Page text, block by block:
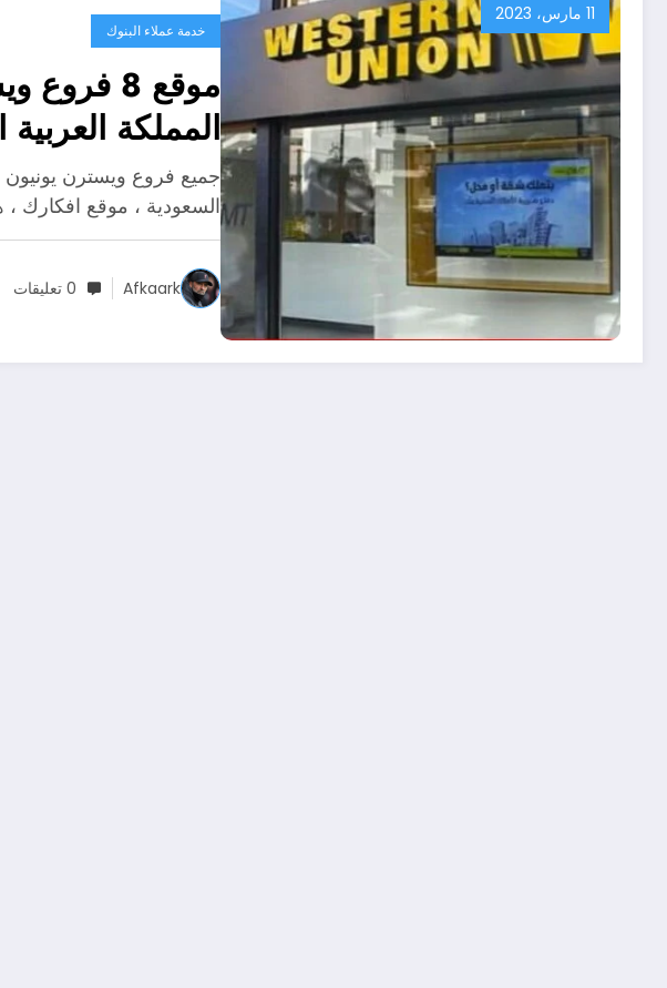
11 مارس، 2023
خدمة عملاء البنوك
موقع 8
المملكة
جميع فروع ويسترن يونيون
السعودية ، موقع افكارك
Afkaark 0 تعليقات